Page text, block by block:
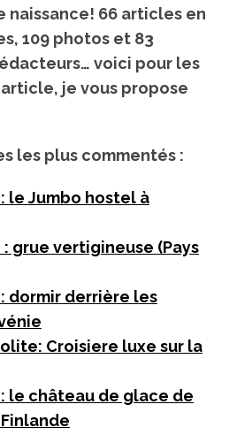
naissance! 66 articles en
109 photos et 83
voici pour les
je vous propose
les plus commentés :
le Jumbo hostel à
grue vertigineuse (Pays
dormir derrière les
Croisiere luxe sur la
le château de glace de